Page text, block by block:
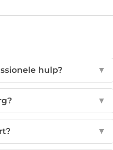
hulp? ▼
▼
▼